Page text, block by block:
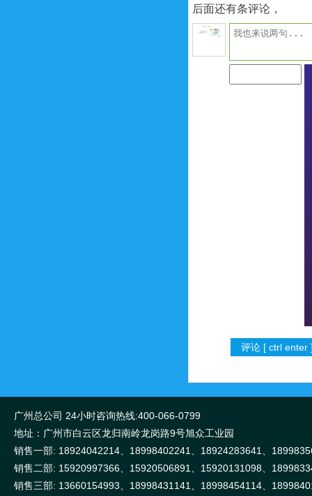
后面还有条评论，
广州总公司 24小时咨询热线:400-066-0799
地址：广州市白云区龙归南岭龙岗路9号旭众工业园
销售一部: 18924042214、18998402241、18924283641、
销售二部: 15920997366、15920506891、15920131098、
销售三部: 13660154993、18998431141、18998454114、